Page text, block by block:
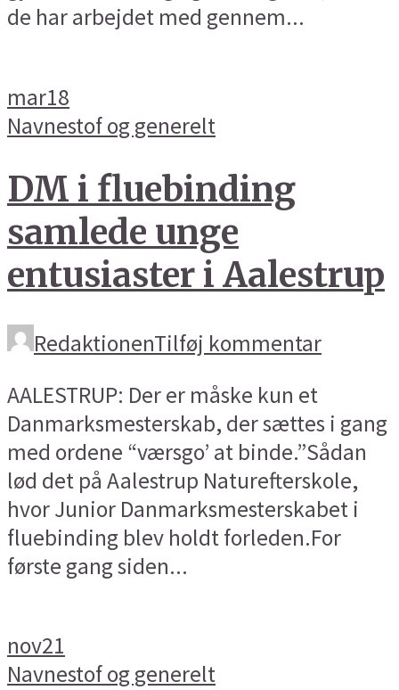
de har arbejdet med gennem...
mar18
Navnestof og generelt
DM i fluebinding
samlede unge
entusiaster i Aalestrup
RedaktionenTilføj kommentar
AALESTRUP: Der er måske kun et
Danmarksmesterskab, der sættes i gang
med ordene “værsgo’ at binde.”Sådan
lød det på Aalestrup Naturefterskole,
hvor Junior Danmarksmesterskabet i
fluebinding blev holdt forleden.For
første gang siden...
nov21
Navnestof og generelt